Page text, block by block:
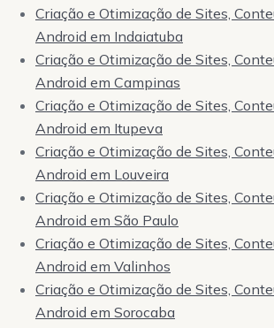
Criação e Otimização de Sites,
Android em Indaiatuba
Criação e Otimização de Sites,
Android em Campinas
Criação e Otimização de Sites,
Android em Itupeva
Criação e Otimização de Sites,
Android em Louveira
Criação e Otimização de Sites,
Android em São Paulo
Criação e Otimização de Sites,
Android em Valinhos
Criação e Otimização de Sites,
Android em Sorocaba